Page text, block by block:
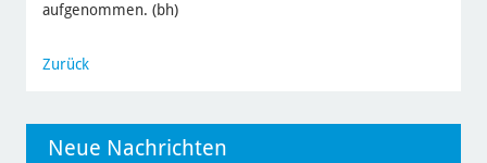
aufgenommen. (bh)
Zurück
Neue Nachrichten